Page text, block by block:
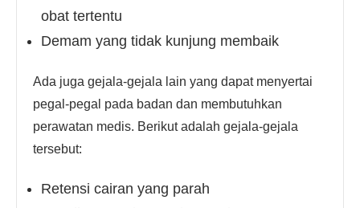
obat tertentu
Demam yang tidak kunjung membaik
Ada juga gejala-gejala lain yang dapat menyertai
pegal-pegal pada badan dan membutuhkan
perawatan medis. Berikut adalah gejala-gejala
tersebut:
Retensi cairan yang parah